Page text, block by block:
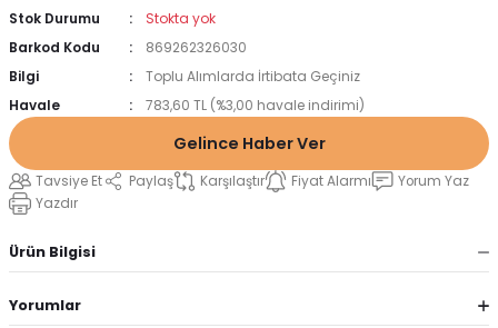
Stok Durumu
Stokta yok
Barkod Kodu
869262326030
Bilgi
Toplu Alımlarda İrtibata Geçiniz
Havale
783,60 TL (%3,00 havale indirimi)
Gelince Haber Ver
Tavsiye Et Paylaş Karşılaştır Fiyat Alarmı
Yorum Yaz
Yazdır
Ürün Bilgisi
Yorumlar